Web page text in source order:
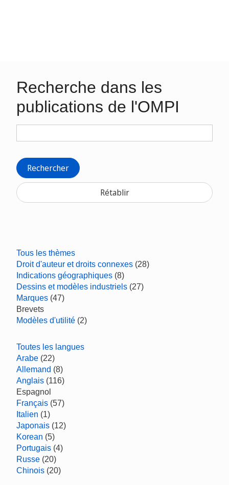
Recherche dans les
publications de l'OMPI
Rechercher
Rétablir
Tous les thèmes
Droit d'auteur et droits connexes (28)
Indications géographiques (8)
Dessins et modèles industriels (27)
Marques (47)
Brevets
Modèles d'utilité (2)
Toutes les langues
Arabe (22)
Allemand (8)
Anglais (116)
Espagnol
Français (57)
Italien (1)
Japonais (12)
Korean (5)
Portugais (4)
Russe (20)
Chinois (20)